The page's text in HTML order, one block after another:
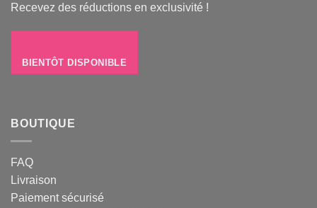
Recevez des réductions en exclusivité !
BIENTÔT DISPONIBLE
BOUTIQUE
FAQ
Livraison
Paiement sécurisé